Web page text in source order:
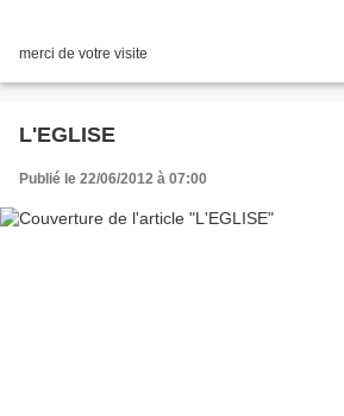
merci de votre visite
L'EGLISE
Publié le 22/06/2012 à 07:00